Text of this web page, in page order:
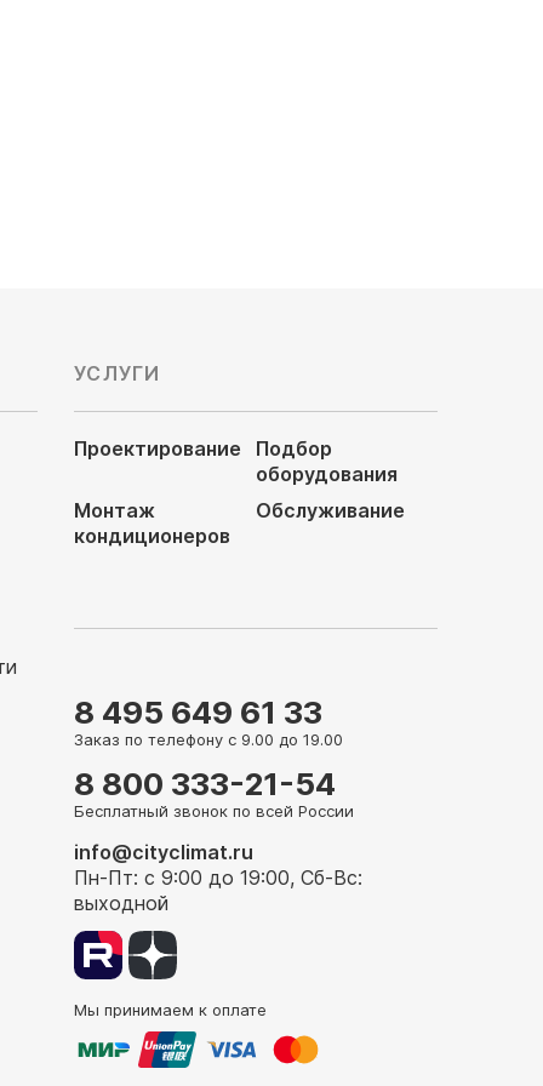
УСЛУГИ
Проектирование
Подбор
оборудования
Монтаж
кондиционеров
Обслуживание
8 495 649 61 33
Заказ по телефону с 9.00 до 19.00
8 800 333-21-54
Бесплатный звонок по всей России
info@cityclimat.ru
Пн-Пт: с 9:00 до 19:00, Сб-Вс:
выходной
Мы принимаем к оплате